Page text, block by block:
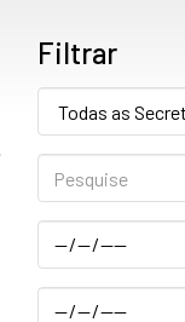
Filtrar
Data
Data